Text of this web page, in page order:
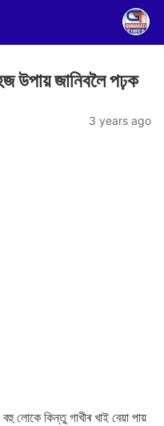
উপায় জানিবলৈ পঢ়ক
3 years ago
লোকে কিন্তু গাখীৰ খাই বেয়া পায়